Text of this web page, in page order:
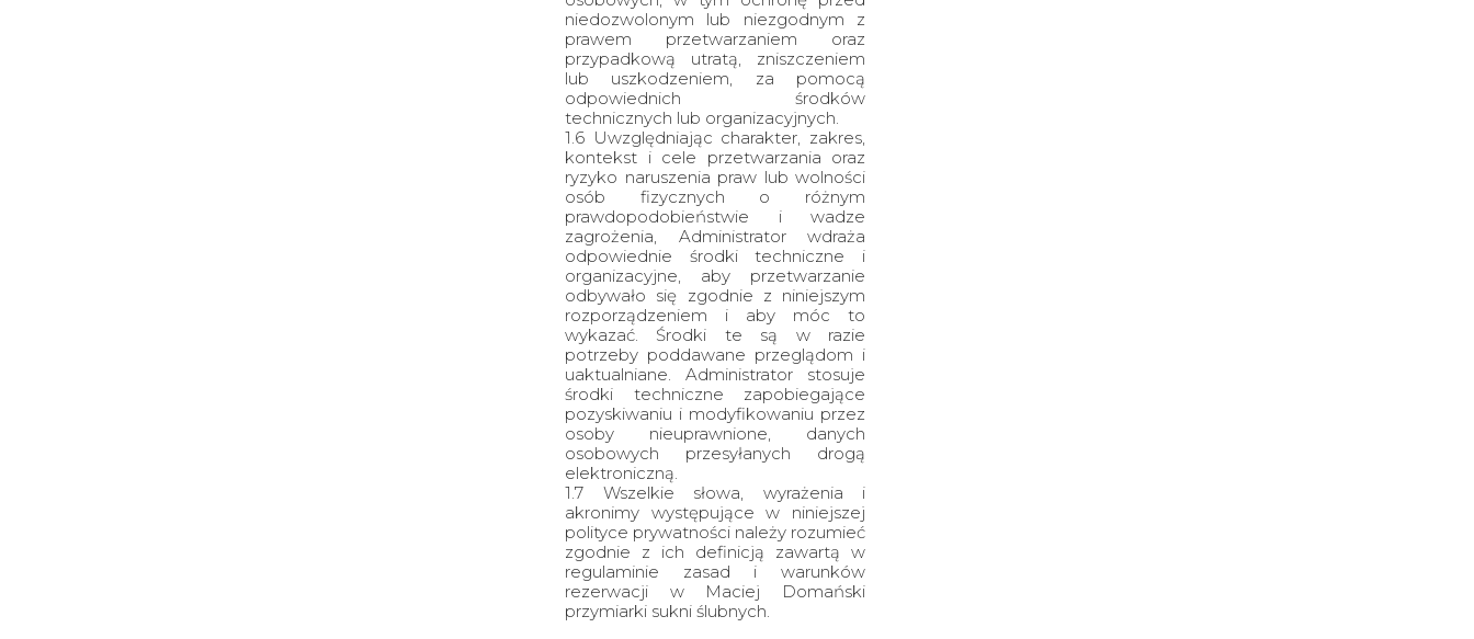
niedozwolonym lub niezgodnym z
prawem przetwarzaniem oraz
przypadkową utratą, zniszczeniem
lub uszkodzeniem, za pomocą
odpowiednich środków
technicznych lub organizacyjnych.
1.6 Uwzględniając charakter, zakres,
kontekst i cele przetwarzania oraz
ryzyko naruszenia praw lub wolności
osób fizycznych o różnym
prawdopodobieństwie i wadze
zagrożenia, Administrator wdraża
odpowiednie środki techniczne i
organizacyjne, aby przetwarzanie
odbywało się zgodnie z niniejszym
rozporządzeniem i aby móc to
wykazać. Środki te są w razie
potrzeby poddawane przeglądom i
uaktualniane. Administrator stosuje
środki techniczne zapobiegające
pozyskiwaniu i modyfikowaniu przez
osoby nieuprawnione, danych
osobowych przesyłanych drogą
elektroniczną.
1.7 Wszelkie słowa, wyrażenia i
akronimy występujące w niniejszej
polityce prywatności należy rozumieć
zgodnie z ich definicją zawartą w
regulaminie zasad i warunków
rezerwacji w Maciej Domański
przymiarki sukni ślubnych.